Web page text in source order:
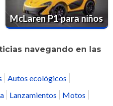
McLaren P1 para niños
navegando en las
Autos ecológicos
Lanzamientos
Motos